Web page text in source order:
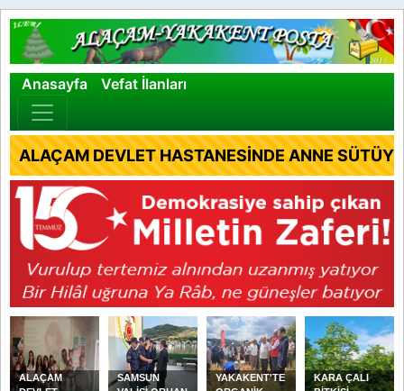
Anasayfa Vefat İlanları
ALAÇAM DEVLET HASTANESİNDE ANNE
ALAÇAM
SAMSUN
YAKAKENT'TE
KARA ÇALI
×